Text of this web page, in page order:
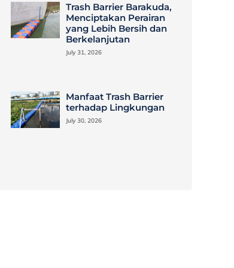
Trash Barrier Barakuda,
Menciptakan Perairan
yang Lebih Bersih dan
Berkelanjutan
July 31, 2026
Manfaat Trash Barrier
terhadap Lingkungan
July 30, 2026